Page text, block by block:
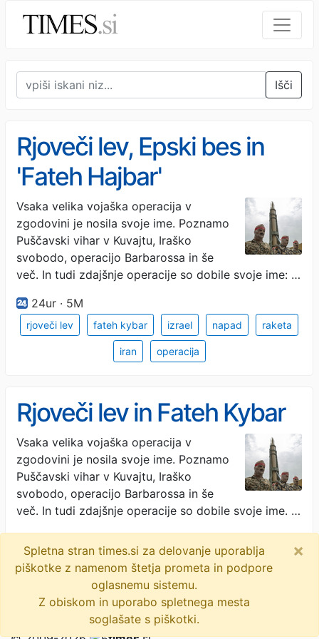
Išči
Rjoveči lev, Epski bes in
'Fateh Hajbar'
Vsaka velika vojaška operacija v
zgodovini je nosila svoje ime. Poznamo
Puščavski vihar v Kuvajtu, Iraško
svobodo, operacijo Barbarossa in še
več. In tudi zdajšnje operacije so dobile svoje ime: …
24ur · 5M
rjoveči lev fateh kybar izrael napad raketa
iran operacija
Rjoveči lev in Fateh Kybar
Vsaka velika vojaška operacija v
zgodovini je nosila svoje ime. Poznamo
Puščavski vihar v Kuvajtu, Iraško
svobodo, operacijo Barbarossa in še
več. In tudi zdajšnje operacije so dobile svoje ime. …
rjoveči lev fateh kybar napad
iran operacija
Spletna stran times.si za delovanje uporablja
piškotke z namenom štetja prometa in podpore
oglasnemu sistemu.
Z obiskom in uporabo spletnega mesta
soglašate s piškotki.
×